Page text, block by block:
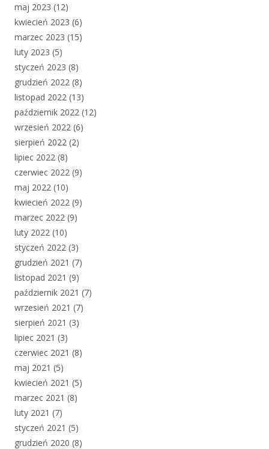
maj 2023 (12)
kwiecień 2023 (6)
marzec 2023 (15)
luty 2023 (5)
styczeń 2023 (8)
grudzień 2022 (8)
listopad 2022 (13)
październik 2022 (12)
wrzesień 2022 (6)
sierpień 2022 (2)
lipiec 2022 (8)
czerwiec 2022 (9)
maj 2022 (10)
kwiecień 2022 (9)
marzec 2022 (9)
luty 2022 (10)
styczeń 2022 (3)
grudzień 2021 (7)
listopad 2021 (9)
październik 2021 (7)
wrzesień 2021 (7)
sierpień 2021 (3)
lipiec 2021 (3)
czerwiec 2021 (8)
maj 2021 (5)
kwiecień 2021 (5)
marzec 2021 (8)
luty 2021 (7)
styczeń 2021 (5)
grudzień 2020 (8)